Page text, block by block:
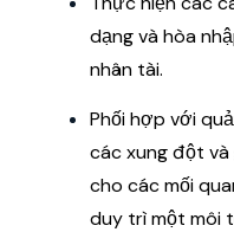
dạng và hòa
nhân tài.
Phối hợp với
các xung đột
cho các mối
duy trì một môi